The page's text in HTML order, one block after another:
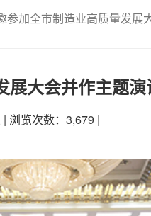
参加全市制造业高质量发展
展大会并作主题演
| 浏览次数：3,679 |